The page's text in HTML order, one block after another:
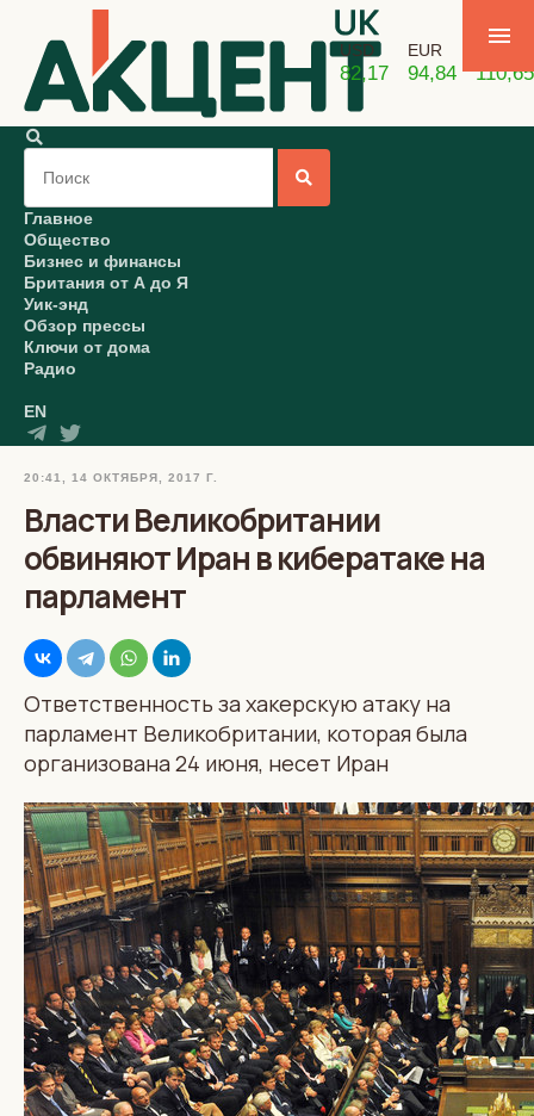
USD
82,17
EUR
94,84 110,65
Главное
Общество
Бизнес и финансы
Британия от А до Я
Уик-энд
Обзор прессы
Ключи от дома
Радио
EN
20:41, 14 ОКТЯБРЯ, 2017 Г.
Власти Великобритании
обвиняют Иран в кибератаке на
парламент
Ответственность за хакерскую атаку на
парламент Великобритании, которая была
организована 24 июня, несет Иран